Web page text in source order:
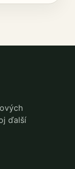
ďalší